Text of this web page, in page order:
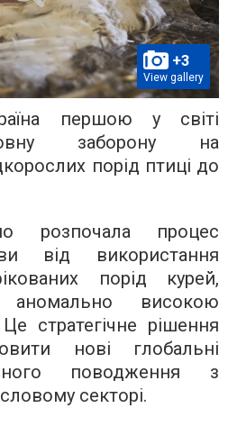
+3
View gallery
першою у світі
заборону на
порід птиці до
розпочала процес
від використання
порід курей,
високою
стратегічне рішення
нові глобальні
поводження з
секторі.